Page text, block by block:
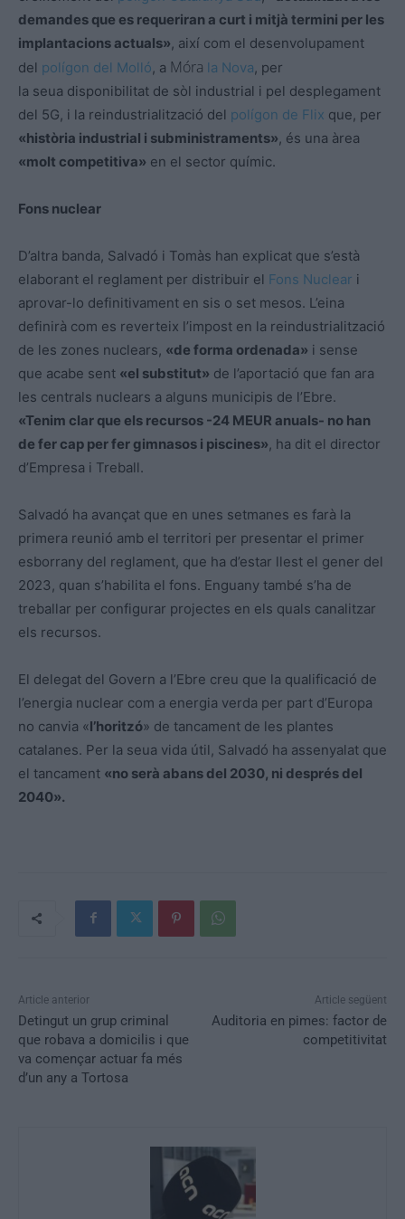
demandes que es requeriran a curt i mitjà termini per les
implantacions actuals», així com el desenvolupament
del polígon del Molló, a Móra la Nova, per
la seua disponibilitat de sòl industrial i pel desplegament
del 5G, i la reindustrialització del polígon de Flix que, per
«història industrial i subministraments», és una àrea
«molt competitiva» en el sector químic.
Fons nuclear
D’altra banda, Salvadó i Tomàs han explicat que s’està
elaborant el reglament per distribuir el Fons Nuclear i
aprovar-lo definitivament en sis o set mesos. L’eina
definirà com es reverteix l’impost en la reindustrialització
de les zones nuclears, «de forma ordenada» i sense
que acabe sent «el substitut» de l’aportació que fan ara
les centrals nuclears a alguns municipis de l’Ebre.
«Tenim clar que els recursos -24 MEUR anuals- no han
de fer cap per fer gimnasos i piscines», ha dit el director
d’Empresa i Treball.
Salvadó ha avançat que en unes setmanes es farà la
primera reunió amb el territori per presentar el primer
esborrany del reglament, que ha d’estar llest el gener del
2023, quan s’habilita el fons. Enguany també s’ha de
treballar per configurar projectes en els quals canalitzar
els recursos.
El delegat del Govern a l’Ebre creu que la qualificació de
l’energia nuclear com a energia verda per part d’Europa
no canvia «l’horitzó» de tancament de les plantes
catalanes. Per la seua vida útil, Salvadó ha assenyalat que
el tancament «no serà abans del 2030, ni després del
2040».
Article anterior
Detingut un grup criminal
que robava a domicilis i que
va començar actuar fa més
d’un any a Tortosa
Article següent
Auditoria en pimes: factor de
competitivitat